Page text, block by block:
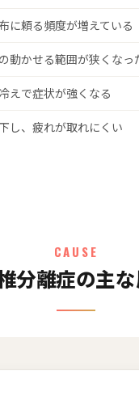
に頼る頻度が増えている
動かせる範囲が狭くなっ
えで症状が強くなる
し、疲れが取れにくい
CAUSE
分離症の主